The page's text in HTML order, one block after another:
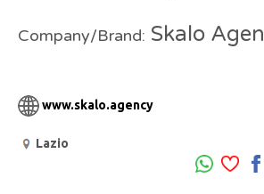
Company/Brand: Skalo
www.skalo.agency
Lazio